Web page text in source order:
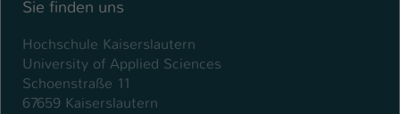
Sie finden uns
Hochschule Kaiserslautern
University of Applied Sciences
Schoenstraße 11
67659 Kaiserslautern